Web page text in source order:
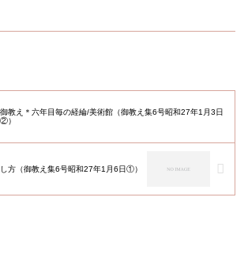
御教え＊六年目毎の経綸/美術館（御教え集6号昭和27年1月3日
②）
方（御教え集6号昭和27年1月6日①）